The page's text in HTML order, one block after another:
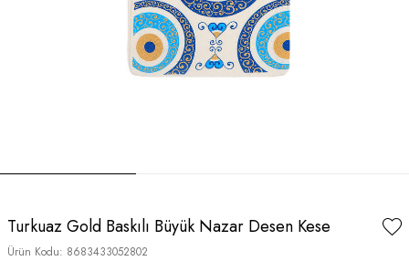
Turkuaz Gold Baskılı Büyük Nazar Desen Kese
Ürün Kodu: 8683433052802